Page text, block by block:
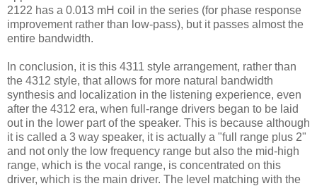
2122 has a 0.013 mH coil in the series (for phase response
improvement rather than low-pass), but it passes almost the
entire bandwidth.
In conclusion, it is this 4311 style arrangement, rather than
the 4312 style, that allows for more natural bandwidth
synthesis and localization in the listening experience, even
after the 4312 era, when full-range drivers began to be laid
out in the lower part of the speaker. This is because although
it is called a 3 way speaker, it is actually a "full range plus 2"
and not only the low frequency range but also the mid-high
range, which is the vocal range, is concentrated on this
driver, which is the main driver. The level matching with the